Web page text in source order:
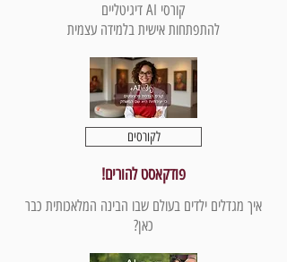
קורסי AI דיגיטליים
להתפתחות אישית בלמידה עצמית
לקורסים
פודקאסט להורים!
איך מגדלים ילדים בעולם שבו הבינה המלאכותית כבר
כאן?